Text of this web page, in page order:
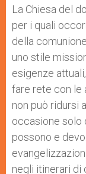
La Chiesa del
per i quali
della
uno stile
esigenze
fare rete con le
non può ridursi
occasione solo
possono e
negli itinerari di